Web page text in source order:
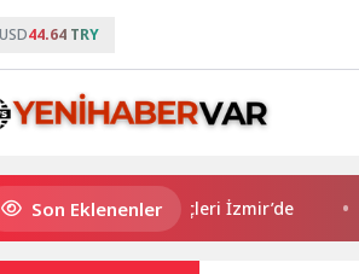
USD44.64 TRY
Son Eklenenler
gençleri İzmir’de “Aşk